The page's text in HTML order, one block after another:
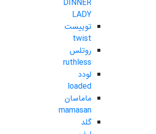
DINNER
LADY
توییست
twist
روتلس
ruthless
لودد
loaded
ماماسان
mamasan
گلد